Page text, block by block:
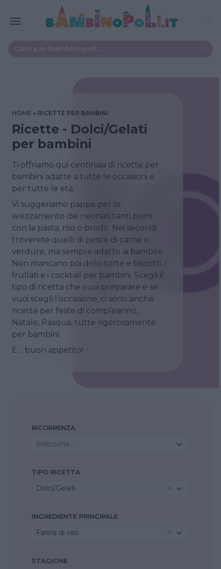
HOME RICETTE PER BAMBINI
Ricette - Dolci/Gelati
per bambini
Ti offriamo qui centinaia di ricette per
bambini adatte a tutte le occasioni e
per tutte le età.
Vi suggeriamo pappe per lo
svezzamento dei neonati tanti primi
con la pasta, riso o brodo. Nei secondi
troverete quelli di pesce di carne o
verdure, ma sempre adatto ai bambini.
Non mancano poi dolci torte e biscotti, i
frullati e i cocktail per bambini. Scegli il
tipo di ricetta che vuoi preparare e se
vuoi scegli l’occasione, ci sono anche
ricette per feste di compleanno,
Natale, Pasqua, tutte rigorosamente
per bambini.
E… buon appetito!
RICORRENZA
Seleziona...
TIPO RICETTA
Dolci/Gelati
INGREDIENTE PRINCIPALE
Farina di riso
STAGIONE